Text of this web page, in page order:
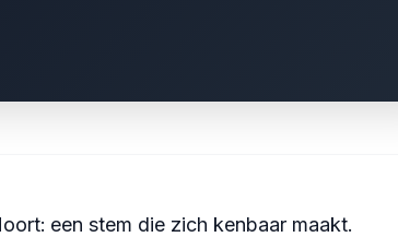
een stem die zich kenbaar maakt.